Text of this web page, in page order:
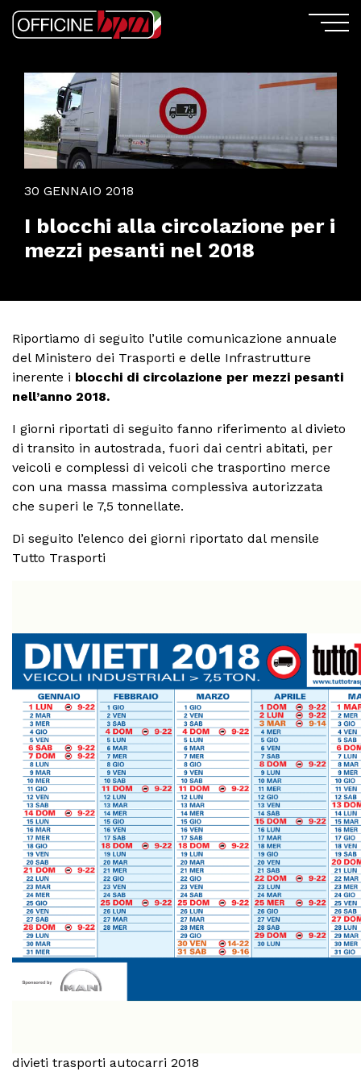
30 GENNAIO 2018
I blocchi alla circolazione per i
mezzi pesanti nel 2018
Riportiamo di seguito l’utile comunicazione annuale
del Ministero dei Trasporti e delle Infrastrutture
inerente i blocchi di circolazione per mezzi pesanti
nell’anno 2018.
I giorni riportati di seguito fanno riferimento al divieto
di transito in autostrada, fuori dai centri abitati, per
veicoli e complessi di veicoli che trasportino merce
con una massa massima complessiva autorizzata
che superi le 7,5 tonnellate.
Di seguito l’elenco dei giorni riportato dal mensile
Tutto Trasporti
divieti trasporti autocarri 2018